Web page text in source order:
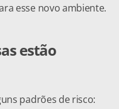
esse novo ambiente.
estão
padrões de risco: